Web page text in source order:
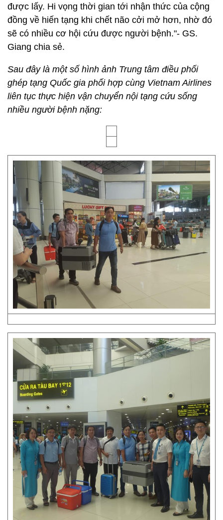
được lấy. Hi vọng thời gian tới nhận thức của cộng
đồng về hiến tạng khi chết não cởi mở hơn, nhờ đó
sẽ có nhiều cơ hội cứu được người bệnh."- GS.
Giang chia sẻ.
Sau đây là một số hình ảnh Trung tâm điều phối
ghép tạng Quốc gia phối hợp cùng Vietnam Airlines
liên tục thực hiện vận chuyển nội tạng cứu sống
nhiều người bệnh nặng: